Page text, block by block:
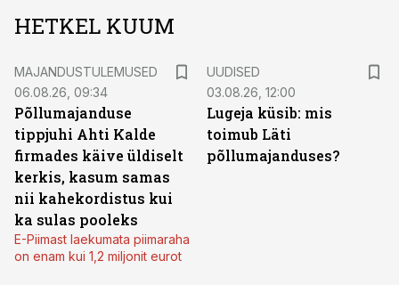
HETKEL KUUM
MAJANDUSTULEMUSED
06.08.26, 09:34
Põllumajanduse
tippjuhi Ahti Kalde
firmades käive üldiselt
kerkis, kasum samas
nii kahekordistus kui
ka sulas pooleks
E-Piimast laekumata piimaraha
on enam kui 1,2 miljonit eurot
UUDISED
03.08.26, 12:00
Lugeja küsib: mis
toimub Läti
põllumajanduses?